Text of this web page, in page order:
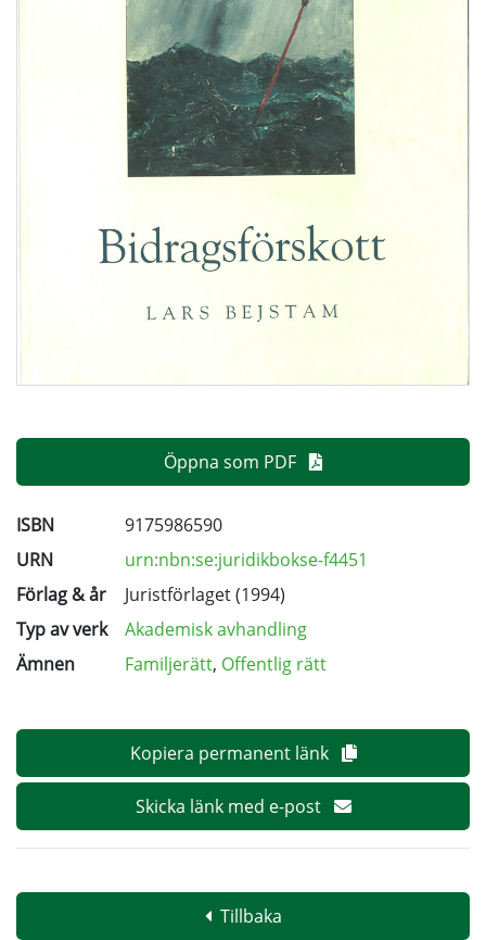
Öppna som PDF
ISBN
9175986590
URN
urn:nbn:se:juridikbokse-f4451
Förlag & år
Juristförlaget (1994)
Typ av verk
Akademisk avhandling
Ämnen
Familjerätt, Offentlig rätt
Kopiera permanent länk
Skicka länk med e-post
Tillbaka